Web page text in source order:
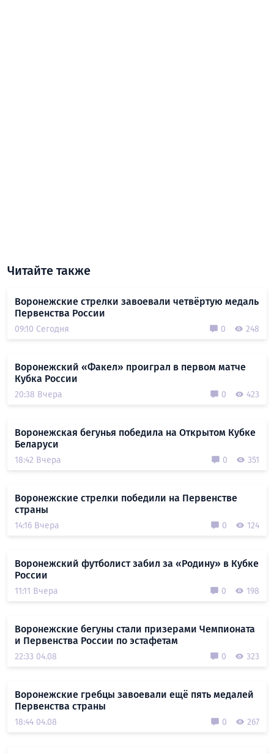
Читайте также
Воронежские стрелки завоевали четвёртую медаль
Первенства России
09:10 Сегодня 0 248
Воронежский «Факел» проиграл в первом матче
Кубка России
20:38 Вчера 0 423
Воронежская бегунья победила на Открытом Кубке
Беларуси
18:42 Вчера 0 351
Воронежские стрелки победили на Первенстве
страны
14:16 Вчера 0 124
Воронежский футболист забил за «Родину» в Кубке
России
11:11 Вчера 0 198
Воронежские бегуны стали призерами Чемпионата
и Первенства России по эстафетам
22:33 04.08 0 323
Воронежские гребцы завоевали ещё пять медалей
Первенства страны
18:44 04.08 0 267